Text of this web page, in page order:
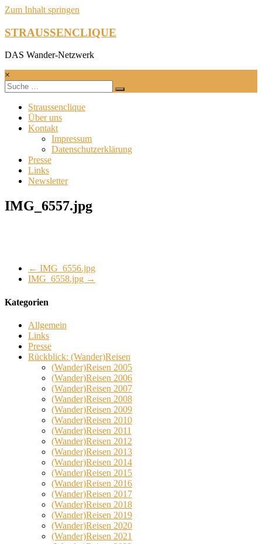
Zum Inhalt springen
STRAUSSENCLIQUE
DAS Wander-Netzwerk
×
Straussenclique
Über uns
Kontakt
Impressum
Datenschutzerklärung
Presse
Links
Newsletter
IMG_6557.jpg
← IMG_6556.jpg
IMG_6558.jpg →
Kategorien
Allgemein
Links
Presse
Rückblick: (Wander)Reisen
(Wander)Reisen 2005
(Wander)Reisen 2006
(Wander)Reisen 2007
(Wander)Reisen 2008
(Wander)Reisen 2009
(Wander)Reisen 2010
(Wander)Reisen 2011
(Wander)Reisen 2012
(Wander)Reisen 2013
(Wander)Reisen 2014
(Wander)Reisen 2015
(Wander)Reisen 2016
(Wander)Reisen 2017
(Wander)Reisen 2018
(Wander)Reisen 2019
(Wander)Reisen 2020
(Wander)Reisen 2021